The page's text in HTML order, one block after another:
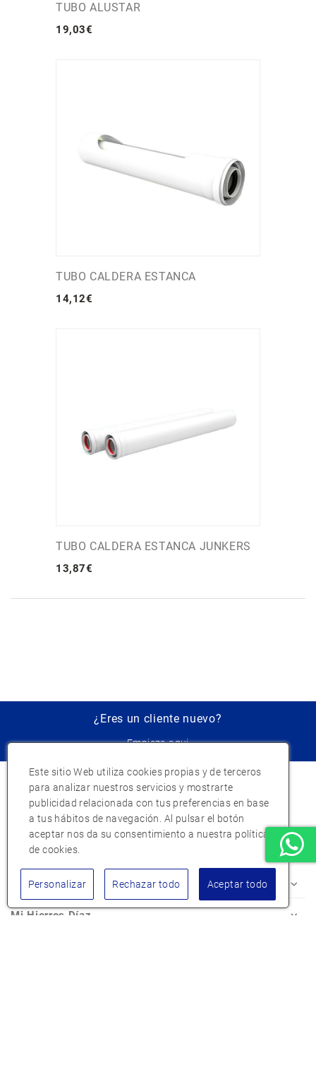
TUBO ALUSTAR
19,03€
TUBO CALDERA ESTANCA
14,12€
TUBO CALDERA ESTANCA JUNKERS
13,87€
Este sitio Web utiliza cookies propias y de terceros
para analizar nuestros servicios y mostrarte
publicidad relacionada con tus preferencias en base
a tus hábitos de navegación. Al pulsar el botón
aceptar nos da su consentimiento a nuestra política
de cookies.
Personalizar Rechazar todo Aceptar todo
¿Eres un cliente nuevo?
Empieza aqui
Atención al cliente
Mi Hierros Díaz